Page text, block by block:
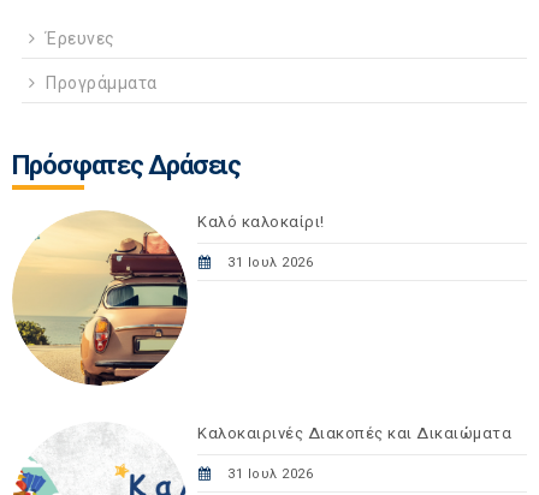
Έρευνες
Προγράμματα
Πρόσφατες Δράσεις
Καλό καλοκαίρι!
31 Ιουλ 2026
Καλοκαιρινές Διακοπές και Δικαιώματα
31 Ιουλ 2026